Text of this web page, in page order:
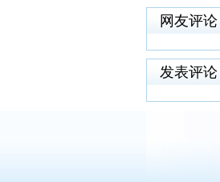
网友评论
发表评论